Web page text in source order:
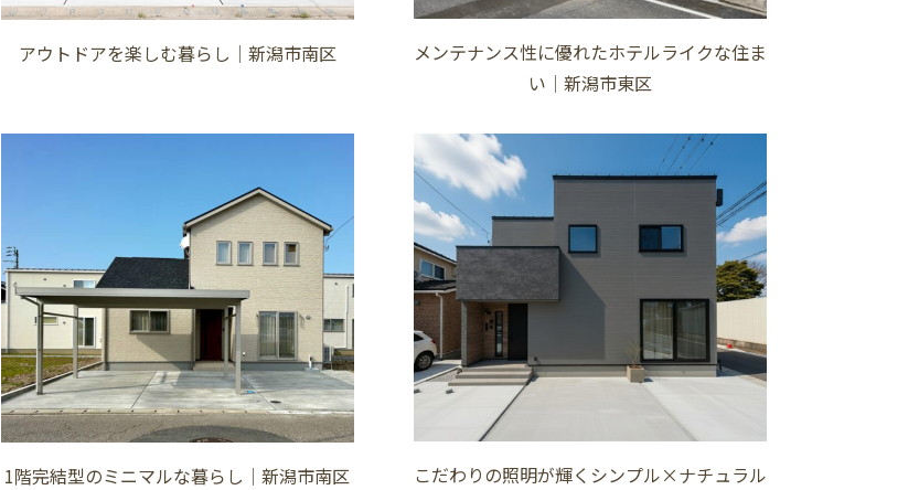
アウトドアを楽しむ暮らし│新潟市南区
メンテナンス性に優れたホテルライクな住ま
い│新潟市東区
1階完結型のミニマルな暮らし│新潟市南区
こだわりの照明が輝くシンプル×ナチュラル